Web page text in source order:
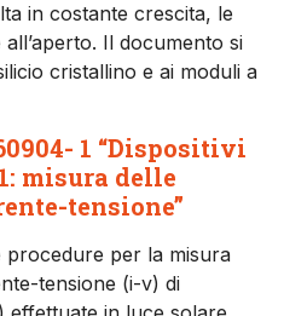
in costante crescita, le
Il docu­mento si
cristallino e ai moduli a
1 “Dispositivi
misura delle
tensione”
proce­dure per la misura
tensione (i-v) di